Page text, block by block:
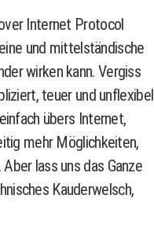
Internet Protocol
und mittelständische
wirken kann. Vergiss
teuer und unflexibel
übers Internet,
mehr Möglichkeiten,
lass uns das Ganze
Kauderwelsch,